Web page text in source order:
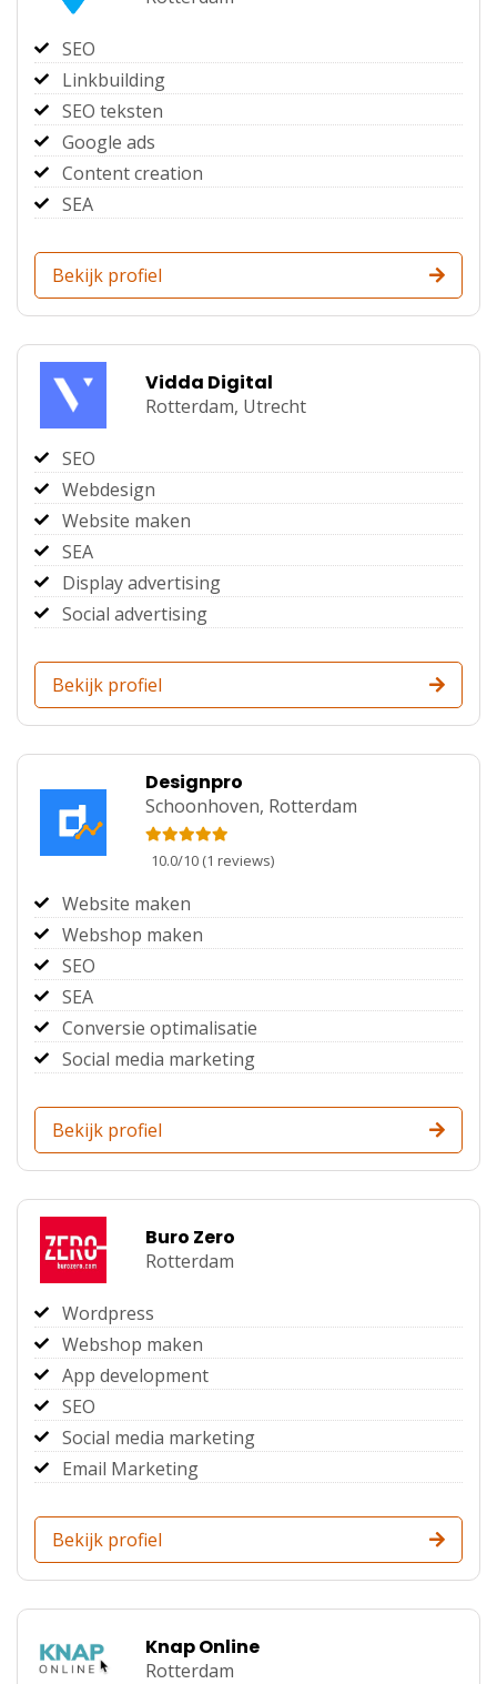
SEO
Linkbuilding
SEO teksten
Google ads
Content creation
SEA
Bekijk profiel
Vidda Digital
Rotterdam, Utrecht
SEO
Webdesign
Website maken
SEA
Display advertising
Social advertising
Bekijk profiel
Designpro
Schoonhoven, Rotterdam
10.0/10 (1 reviews)
Website maken
Webshop maken
SEO
SEA
Conversie optimalisatie
Social media marketing
Bekijk profiel
Buro Zero
Rotterdam
Wordpress
Webshop maken
App development
SEO
Social media marketing
Email Marketing
Bekijk profiel
Knap Online
Rotterdam